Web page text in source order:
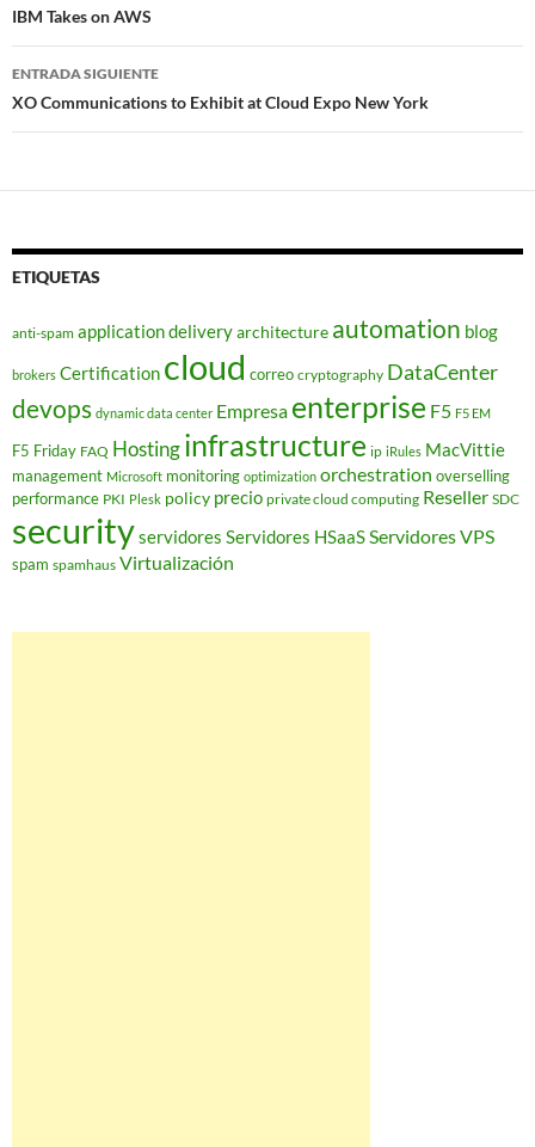
de
entradas
IBM Takes on AWS
ENTRADA SIGUIENTE
XO Communications to Exhibit at Cloud Expo New York
ETIQUETAS
anti-spam application deliveryarchitecture automation blog
brokers Certification cloud correo cryptography DataCenter
devops dynamic data center Empresa enterprise F5 F5 EM
F5 Friday FAQ Hostinginfrastructure ip iRules MacVittie
management Microsoft monitoring optimization orchestration overselling
performance PKI Plesk policy precio private cloud computing Reseller SDC
securityservidores Servidores HSaaSServidores VPS
spam spamhaus Virtualización